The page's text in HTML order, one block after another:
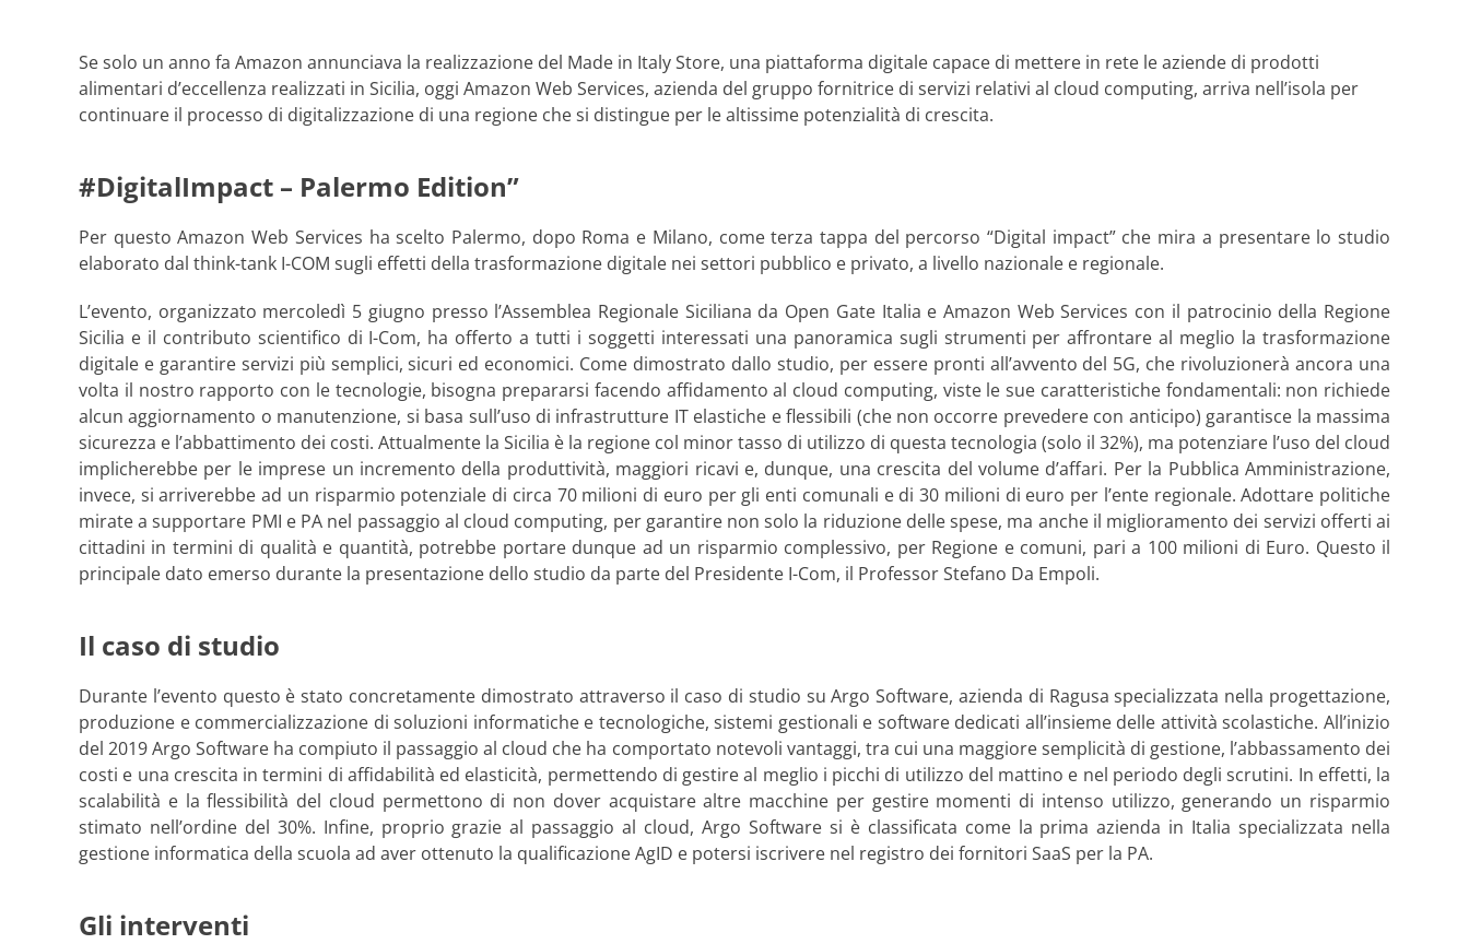
Se solo un anno fa Amazon annunciava la realizzazione del Made in Italy Store, una piattaforma digitale capace di mettere in rete le aziende di prodotti
alimentari d’eccellenza realizzati in Sicilia, oggi Amazon Web Services, azienda del gruppo fornitrice di servizi relativi al cloud computing, arriva nell’isola per
continuare il processo di digitalizzazione di una regione che si distingue per le altissime potenzialità di crescita.
#DigitalImpact – Palermo Edition”
Per questo Amazon Web Services ha scelto Palermo, dopo Roma e Milano, come terza tappa del percorso “Digital impact” che mira a presentare lo studio
elaborato dal think-tank I-COM sugli effetti della trasformazione digitale nei settori pubblico e privato, a livello nazionale e regionale.
L’evento, organizzato mercoledì 5 giugno presso l’Assemblea Regionale Siciliana da Open Gate Italia e Amazon Web Services con il patrocinio della Regione
Sicilia e il contributo scientifico di I-Com, ha offerto a tutti i soggetti interessati una panoramica sugli strumenti per affrontare al meglio la trasformazione
digitale e garantire servizi più semplici, sicuri ed economici. Come dimostrato dallo studio, per essere pronti all’avvento del 5G, che rivoluzionerà ancora una
volta il nostro rapporto con le tecnologie, bisogna prepararsi facendo affidamento al cloud computing, viste le sue caratteristiche fondamentali: non richiede
alcun aggiornamento o manutenzione, si basa sull’uso di infrastrutture IT elastiche e flessibili (che non occorre prevedere con anticipo) garantisce la massima
sicurezza e l’abbattimento dei costi. Attualmente la Sicilia è la regione col minor tasso di utilizzo di questa tecnologia (solo il 32%), ma potenziare l’uso del cloud
implicherebbe per le imprese un incremento della produttività, maggiori ricavi e, dunque, una crescita del volume d’affari. Per la Pubblica Amministrazione,
invece, si arriverebbe ad un risparmio potenziale di circa 70 milioni di euro per gli enti comunali e di 30 milioni di euro per l’ente regionale. Adottare politiche
mirate a supportare PMI e PA nel passaggio al cloud computing, per garantire non solo la riduzione delle spese, ma anche il miglioramento dei servizi offerti ai
cittadini in termini di qualità e quantità, potrebbe portare dunque ad un risparmio complessivo, per Regione e comuni, pari a 100 milioni di Euro. Questo il
principale dato emerso durante la presentazione dello studio da parte del Presidente I-Com, il Professor Stefano Da Empoli.
Il caso di studio
Durante l’evento questo è stato concretamente dimostrato attraverso il caso di studio su Argo Software, azienda di Ragusa specializzata nella progettazione,
produzione e commercializzazione di soluzioni informatiche e tecnologiche, sistemi gestionali e software dedicati all’insieme delle attività scolastiche. All’inizio
del 2019 Argo Software ha compiuto il passaggio al cloud che ha comportato notevoli vantaggi, tra cui una maggiore semplicità di gestione, l’abbassamento dei
costi e una crescita in termini di affidabilità ed elasticità, permettendo di gestire al meglio i picchi di utilizzo del mattino e nel periodo degli scrutini. In effetti, la
scalabilità e la flessibilità del cloud permettono di non dover acquistare altre macchine per gestire momenti di intenso utilizzo, generando un risparmio
stimato nell’ordine del 30%. Infine, proprio grazie al passaggio al cloud, Argo Software si è classificata come la prima azienda in Italia specializzata nella
gestione informatica della scuola ad aver ottenuto la qualificazione AgID e potersi iscrivere nel registro dei fornitori SaaS per la PA.
Gli interventi